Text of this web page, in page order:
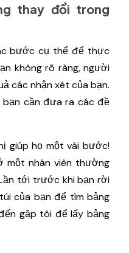
thay đổi trong
bước cụ thể để thực
không rõ ràng, người
các nhận xét của bạn.
bạn cần đưa ra các đề
giúp họ một vài bước!
một nhân viên thường
tới trước khi bạn rời
của bạn để tìm bảng
gặp tôi để lấy bảng